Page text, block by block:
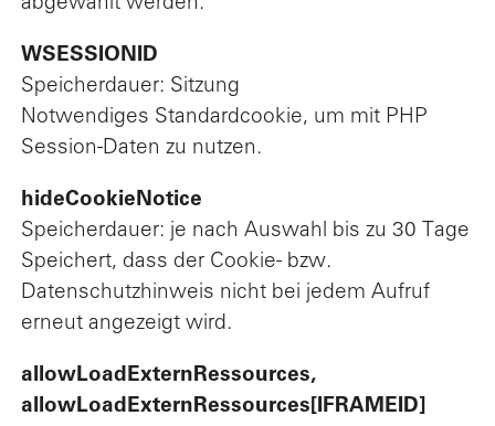
WSESSIONID
Speicherdauer: Sitzung
Notwendiges Standardcookie, um mit PHP
Session-Daten zu nutzen.
hideCookieNotice
Speicherdauer: je nach Auswahl bis zu 30 Tage
Speichert, dass der Cookie- bzw.
Datenschutzhinweis nicht bei jedem Aufruf
erneut angezeigt wird.
allowLoadExternRessources,
allowLoadExternRessources[IFRAMEID]